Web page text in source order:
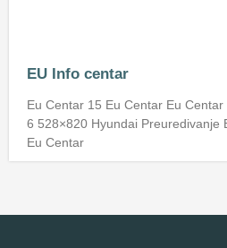
EU Info centar
Eu Centar 15 Eu Centar Eu
6 528×820 Hyundai Preuredivanje
Eu Centar